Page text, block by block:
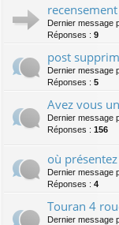
Dernier message
Réponses : 9
post
Dernier message
Réponses : 5
Avez vous
Dernier message
Réponses : 156
où
Dernier message
Réponses : 4
Touran 4
Dernier message